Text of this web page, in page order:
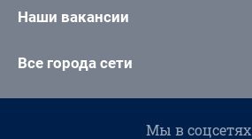
Наши вакансии
Все города сети
Мы в соцсетях